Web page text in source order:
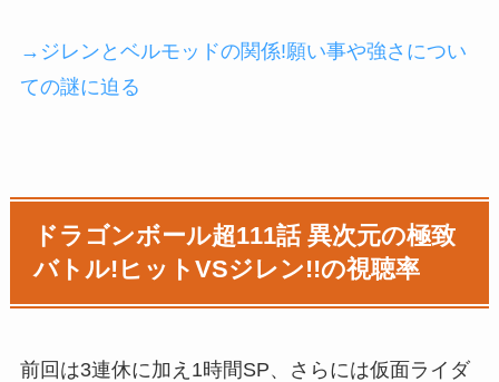
→ジレンとベルモッドの関係!願い事や強さについ
ての謎に迫る
ドラゴンボール超111話 異次元の極致
バトル!ヒットVSジレン!!の視聴率
前回は3連休に加え1時間SP、さらには仮面ライダ